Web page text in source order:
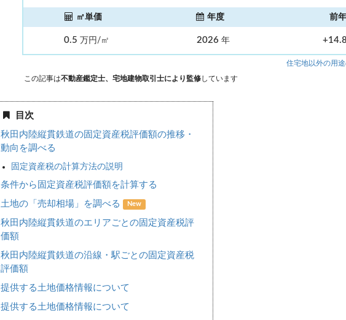
㎡単価 年度 前
0.5 万円/㎡ 2026 年
住宅地以外の用
この記事は不動産鑑定士、宅地建物取引士により監修しています
目次
秋田内陸縦貫鉄道の固定資産税評価額の推移・
動向を調べる
固定資産税の計算方法の説明
条件から固定資産税評価額を計算する
土地の「売却相場」を調べる New
秋田内陸縦貫鉄道のエリアごとの固定資産税評
価額
秋田内陸縦貫鉄道の沿線・駅ごとの固定資産税
評価額
提供する土地価格情報について
提供する土地価格情報について